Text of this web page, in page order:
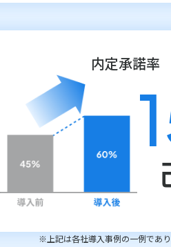
内定承諾率
※上記は各社導入事例の一例であ